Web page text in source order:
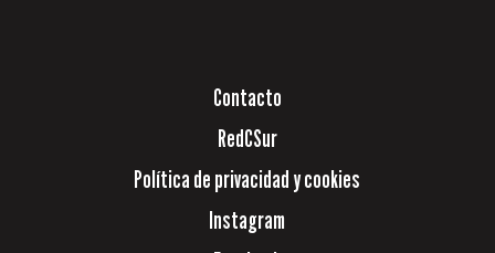
Contacto
RedCSur
Política de privacidad y cookies
Instagram